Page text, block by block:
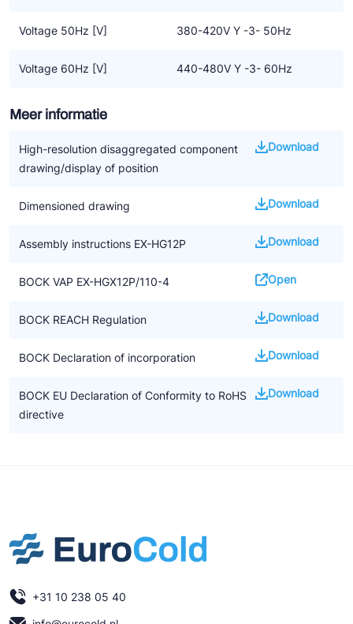
Voltage 50Hz [V] 380-420V Y -3- 50Hz
Voltage 60Hz [V] 440-480V Y -3- 60Hz
Meer informatie
High-resolution disaggregated component
drawing/display of position
Download
Dimensioned drawing Download
Assembly instructions EX-HG12P Download
BOCK VAP EX-HGX12P/110-4 Open
BOCK REACH Regulation Download
BOCK Declaration of incorporation Download
BOCK EU Declaration of Conformity to RoHS
directive
Download
+31 10 238 05 40